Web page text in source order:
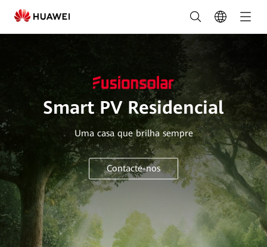
Solução
Residencial
Smart
PV
FusionSolar
Portugal
Smart PV Residencial
Uma casa que brilha sempre
Contacte-nos